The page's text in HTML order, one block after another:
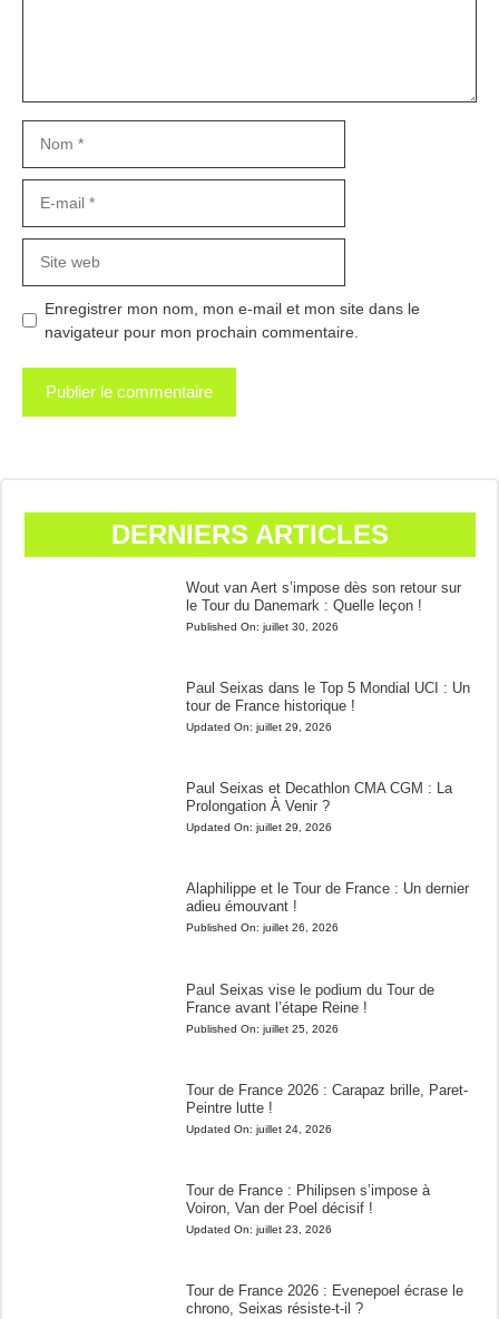
mail
web
Enregistrer mon nom, mon e-mail et mon site dans le
navigateur pour mon prochain commentaire.
DERNIERS ARTICLES
Wout van Aert s’impose dès son retour sur
le Tour du Danemark : Quelle leçon !
Published On: juillet 30, 2026
Paul Seixas dans le Top 5 Mondial UCI : Un
tour de France historique !
Updated On: juillet 29, 2026
Paul Seixas et Decathlon CMA CGM : La
Prolongation À Venir ?
Updated On: juillet 29, 2026
Alaphilippe et le Tour de France : Un dernier
adieu émouvant !
Published On: juillet 26, 2026
Paul Seixas vise le podium du Tour de
France avant l’étape Reine !
Published On: juillet 25, 2026
Tour de France 2026 : Carapaz brille, Paret-
Peintre lutte !
Updated On: juillet 24, 2026
Tour de France : Philipsen s’impose à
Voiron, Van der Poel décisif !
Updated On: juillet 23, 2026
Tour de France 2026 : Evenepoel écrase le
chrono, Seixas résiste-t-il ?